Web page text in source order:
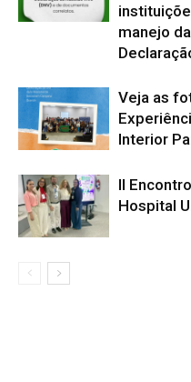
manejo
Veja as
Interior
II
Hospital